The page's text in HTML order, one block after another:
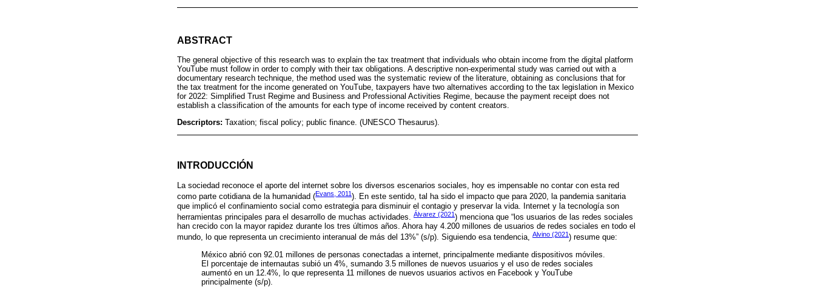
ABSTRACT
The general objective of this research was to explain the tax treatment that individuals who obtain income from the digital platform
YouTube must follow in order to comply with their tax obligations. A descriptive non-experimental study was carried out with a
documentary research technique, the method used was the systematic review of the literature, obtaining as conclusions that for
the tax treatment for the income generated on YouTube, taxpayers have two alternatives according to the tax legislation in Mexico
for 2022: Simplified Trust Regime and Business and Professional Activities Regime, because the payment receipt does not
establish a classification of the amounts for each type of income received by content creators.
Descriptors: Taxation; fiscal policy; public finance. (UNESCO Thesaurus).
INTRODUCCIÓN
La sociedad reconoce el aporte del internet sobre los diversos escenarios sociales, hoy es impensable no contar con esta red
como parte cotidiana de la humanidad (Evans, 2011 ). En este sentido, tal ha sido el impacto que para 2020, la pandemia sanitaria
que implicó el confinamiento social como estrategia para disminuir el contagio y preservar la vida. Internet y la tecnología son
herramientas principales para el desarrollo de muchas actividades. Álvarez (2021) menciona que “los usuarios de las redes sociales
han crecido con la mayor rapidez durante los tres últimos años. Ahora hay 4.200 millones de usuarios de redes sociales en todo el
mundo, lo que representa un crecimiento interanual de más del 13%” (s/p). Siguiendo esa tendencia, Alvino (2021) resume que:
México abrió con 92.01 millones de personas conectadas a internet, principalmente mediante dispositivos móviles.
El porcentaje de internautas subió un 4%, sumando 3.5 millones de nuevos usuarios y el uso de redes sociales
aumentó en un 12.4%, lo que representa 11 millones de nuevos usuarios activos en Facebook y YouTube
principalmente (s/p).